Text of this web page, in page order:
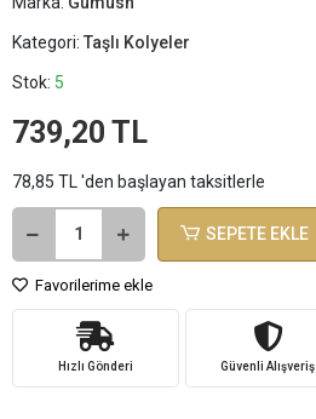
Kategori: Taşlı Kolyeler
Stok: 5
739,20 TL
78,85 TL 'den başlayan taksitlerle
SEPETE EKLE
Favorilerime ekle
Hızlı Gönderi Güvenli Alışveriş